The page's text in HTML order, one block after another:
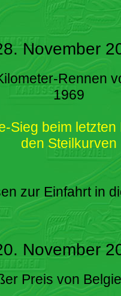
November
Rennen
1969
Sieg beim letzten
den Steilkurven
zur Einfahrt in
November
Preis von